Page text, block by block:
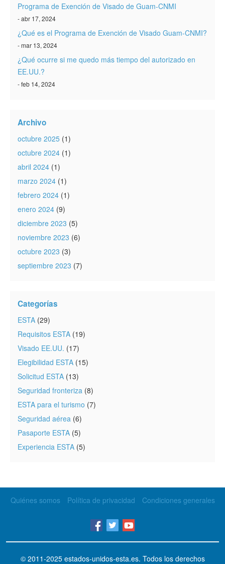
Programa de Exención de Visado de Guam-CNMI
- abr 17, 2024
¿Qué es el Programa de Exención de Visado Guam-CNMI?
- mar 13, 2024
¿Qué ocurre si me quedo más tiempo del autorizado en
EE.UU.?
- feb 14, 2024
Archivo
octubre 2025 (1)
octubre 2024 (1)
abril 2024 (1)
marzo 2024 (1)
febrero 2024 (1)
enero 2024 (9)
diciembre 2023 (5)
noviembre 2023 (6)
octubre 2023 (3)
septiembre 2023 (7)
Categorías
ESTA (29)
Requisitos ESTA (19)
Visado EE.UU. (17)
Elegibilidad ESTA (15)
Solicitud ESTA (13)
Seguridad fronteriza (8)
ESTA para el turismo (7)
Seguridad aérea (6)
Pasaporte ESTA (5)
Experiencia ESTA (5)
Quiénes somos Política de privacidad Condiciones generales
© 2011-2025 estados-unidos-esta.es. Todos los derechos